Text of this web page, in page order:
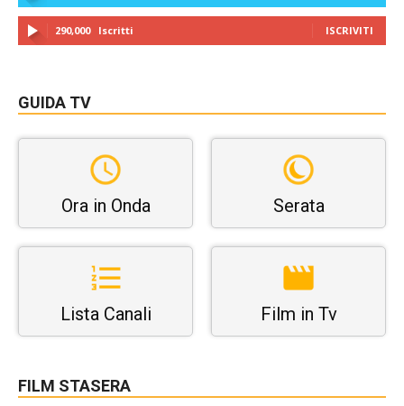
290,000 Iscritti ISCRIVITI
GUIDA TV
Ora in Onda Serata
Lista Canali Film in Tv
FILM STASERA